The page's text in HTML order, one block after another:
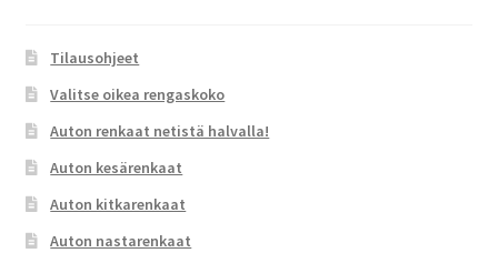
Tilausohjeet
Valitse oikea rengaskoko
Auton renkaat netistä halvalla!
Auton kesärenkaat
Auton kitkarenkaat
Auton nastarenkaat